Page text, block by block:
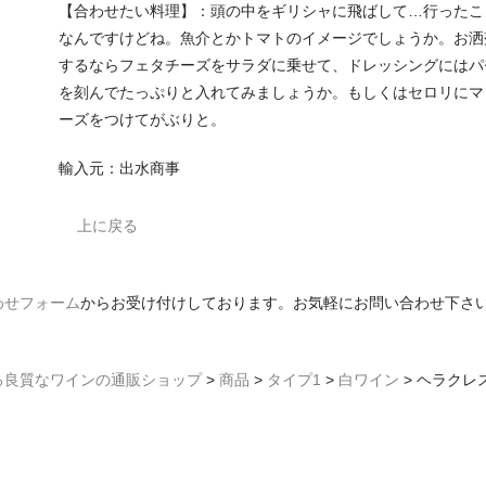
【合わせたい料理】：頭の中をギリシャに飛ばして…行った
なんですけどね。魚介とかトマトのイメージでしょうか。お
するならフェタチーズをサラダに乗せて、ドレッシングには
を刻んでたっぷりと入れてみましょうか。もしくはセロリに
ーズをつけてがぶりと。
輸入元：出水商事
上に戻る
フォームからお受け付けしております。お気軽にお問い合わせ下さ
質なワインの通販ショップ> 商品 > タイプ1 > 白ワイン > ヘラクレ